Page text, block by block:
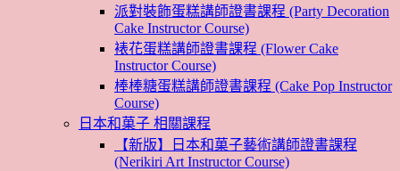
派對裝飾蛋糕講師證書課程 (Party Decoration
Cake Instructor Course)
裱花蛋糕講師證書課程 (Flower Cake
Instructor Course)
棒棒糖蛋糕講師證書課程 (Cake Pop Instructor
Course)
日本和菓子 相關課程
【新版】日本和菓子藝術講師證書課程
(Nerikiri Art Instructor Course)